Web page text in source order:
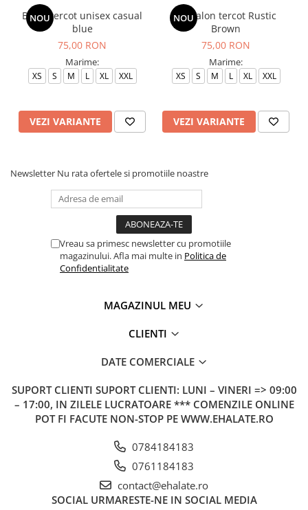
NOU
Bluza tercot unisex casual
blue
75,00 RON
Marime:
XS S M L XL XXL
VEZI VARIANTE
NOU
Pantalon tercot Rustic
Brown
75,00 RON
Marime:
XS S M L XL XXL
VEZI VARIANTE
Newsletter Nu rata ofertele si promotiile noastre
Vreau sa primesc newsletter cu promotiile
magazinului. Afla mai multe in Politica de
Confidentialitate
MAGAZINUL MEU
CLIENTI
DATE COMERCIALE
SUPORT CLIENTI SUPORT CLIENTI: LUNI – VINERI => 09:00
– 17:00, IN ZILELE LUCRATOARE *** COMENZILE ONLINE
POT FI FACUTE NON-STOP PE WWW.EHALATE.RO
0784184183
0761184183
contact@ehalate.ro
SOCIAL URMARESTE-NE IN SOCIAL MEDIA